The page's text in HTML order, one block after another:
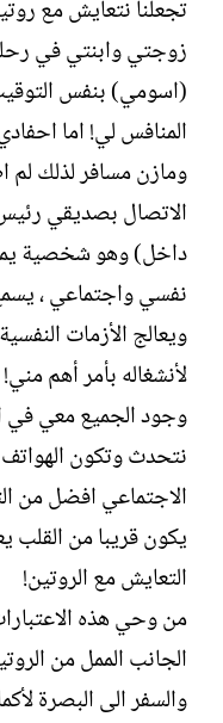
تجعلنا نتعايش مع
زوجتي وابنتي في
(اسومي) بنفس
المنافس لي! اما
ومازن مسافر لذلك لم
الاتصال بصديقي
داخل) وهو شخصية
نفسي واجتماعي ،
ويعالج الأزمات
لأنشغاله بأمر أهم مني!
وجود الجميع معي في
نتحدث وتكون
الاجتماعي افضل من
يكون قريبا من القلب
التعايش مع الروتين!
من وحي هذه
الجانب الممل من
والسفر الى البصرة